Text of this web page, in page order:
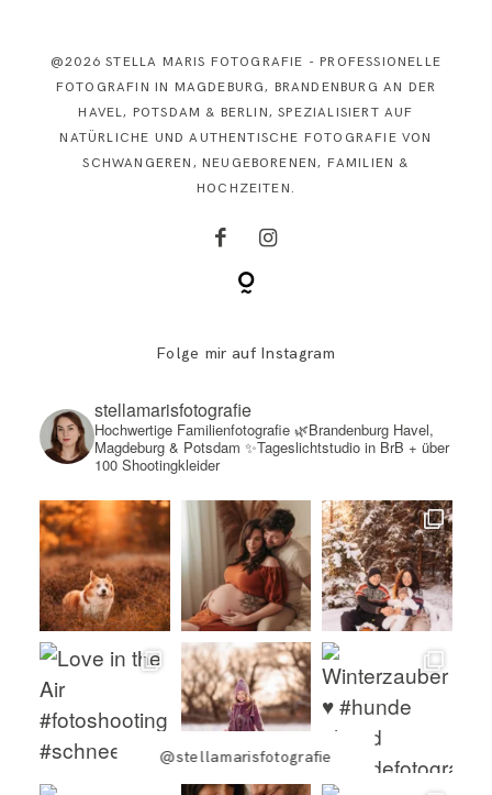
@2026 STELLA MARIS FOTOGRAFIE - PROFESSIONELLE
FOTOGRAFIN IN MAGDEBURG, BRANDENBURG AN DER
HAVEL, POTSDAM & BERLIN, SPEZIALISIERT AUF
NATÜRLICHE UND AUTHENTISCHE FOTOGRAFIE VON
SCHWANGEREN, NEUGEBORENEN, FAMILIEN &
HOCHZEITEN.
Folge mir auf Instagram
@stellamarisfotografie
stellamarisfotografie
Hochwertige Familienfotografie🌿Brandenburg Havel,
Magdeburg & Potsdam ✨Tageslichtstudio in BrB + über
100 Shootingkleider